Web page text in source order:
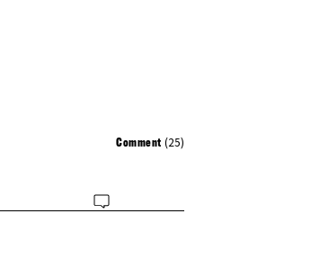
Comment (25)